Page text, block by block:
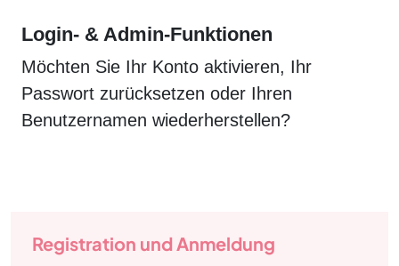
Login- & Admin-Funktionen
Möchten Sie Ihr Konto aktivieren, Ihr
Passwort zurücksetzen oder Ihren
Benutzernamen wiederherstellen?
Registration und Anmeldung